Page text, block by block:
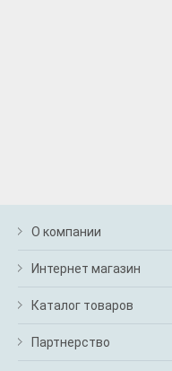
О компании
Интернет магазин
Каталог товаров
Партнерство